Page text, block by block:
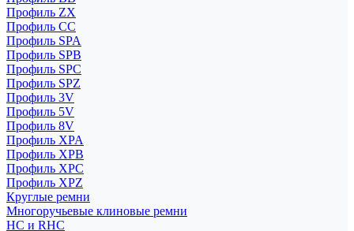
Профиль ZX
Профиль CC
Профиль SPA
Профиль SPB
Профиль SPC
Профиль SPZ
Профиль 3V
Профиль 5V
Профиль 8V
Профиль XPA
Профиль XPB
Профиль XPC
Профиль XPZ
Круглые ремни
Многоручьевые клиновые ремни
HC и RHC